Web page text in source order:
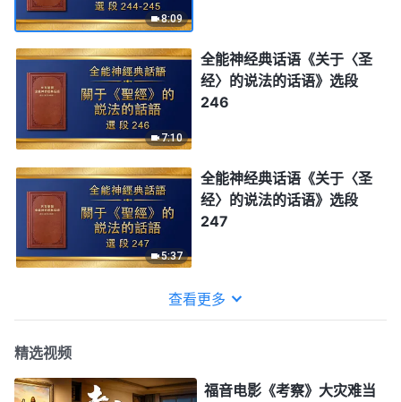
8:09
7:10
全能神经典话语《关于〈圣
经〉的说法的话语》选段
246
5:37
全能神经典话语《关于〈圣
经〉的说法的话语》选段
247
查看更多
精选视频
福音电影《考察》大灾难当